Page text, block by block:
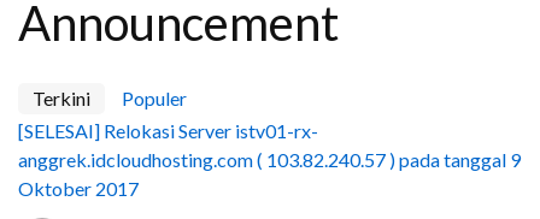
Announcement
Terkini
Populer
[SELESAI] Relokasi Server istv01-rx-
anggrek.idcloudhosting.com ( 103.82.240.57 ) pada tanggal 9
Oktober 2017